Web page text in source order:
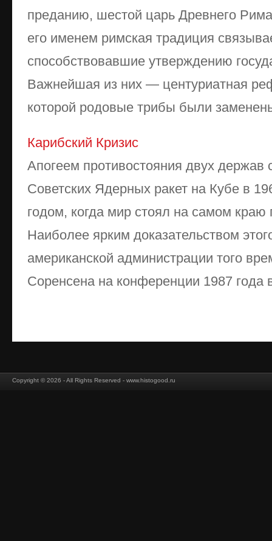
преданию, шестой царь Древнего
его именем римская традиция
способствовавшие утверждению
Важнейшая из них — центуриатная
которой родовые трибы были
Карибский Кризис
Апогеем противостояния двух держав
Советских Ядерных ракет на Кубе в
годом, когда мир стоял на самом
Наиболее ярким доказательством
американской администрации того
Соренсена на конференции 1987 года
Copyright © 2026 - All Rights Reserved - www.histogood.ru